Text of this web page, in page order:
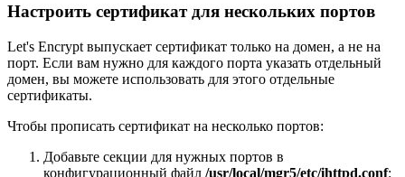
Настроить сертификат для нескольких портов
Let's Encrypt выпускает сертификат только на домен, а не на
порт. Если вам нужно для каждого порта указать отдельный
домен, вы можете использовать для этого отдельные
сертификаты.
Чтобы прописать сертификат на несколько портов:
Добавьте секции для нужных портов в
конфигурационный файл /usr/local/mgr5/etc/ihttpd.conf: